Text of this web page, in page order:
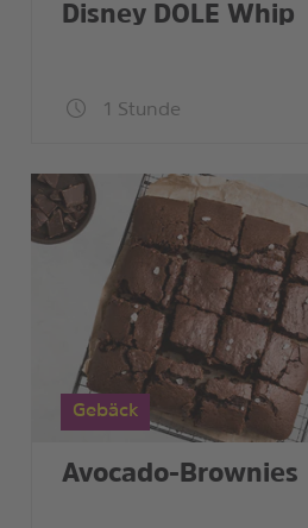
Disney DOLE Whip
1 Stunde
Gebäck
Avocado-Brownies